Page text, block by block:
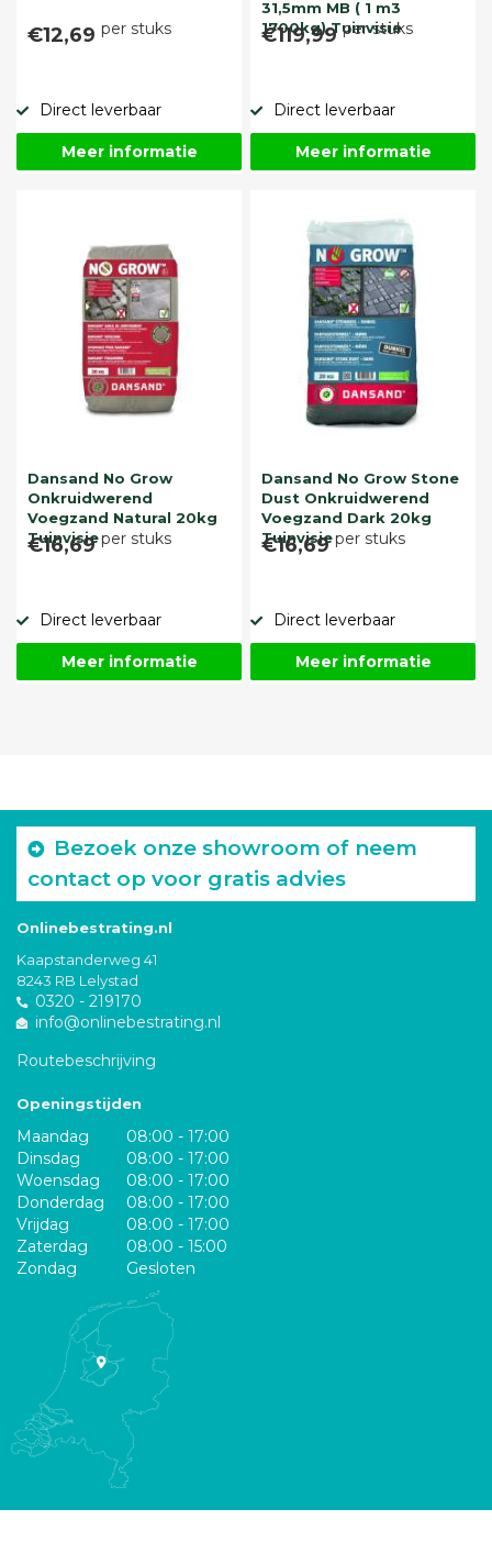
€12,69 per stuks
Direct leverbaar
Meer informatie
31,5mm MB ( 1 m3
1700kg) Tuinvisie
€119,99 per stuks
Direct leverbaar
Meer informatie
Dansand No Grow
Onkruidwerend
Voegzand Natural 20kg
Tuinvisie
€16,69per stuks
Direct leverbaar
Meer informatie
Dansand No Grow Stone
Dust Onkruidwerend
Voegzand Dark 20kg
Tuinvisie
€16,69per stuks
Direct leverbaar
Meer informatie
Bezoek onze showroom of neem
contact op voor gratis advies
Onlinebestrating.nl
Kaapstanderweg 41
8243 RB Lelystad
0320 - 219170
info@onlinebestrating.nl
Routebeschrijving
Openingstijden
Maandag
08:00 - 17:00
Dinsdag
08:00 - 17:00
Woensdag
08:00 - 17:00
Donderdag
08:00 - 17:00
Vrijdag
08:00 - 17:00
Zaterdag
08:00 - 15:00
Zondag
Gesloten